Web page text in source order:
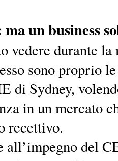
un business
vedere durante la
sono proprio
di Sydney,
in un mercato
recettivo.
all’impegno del